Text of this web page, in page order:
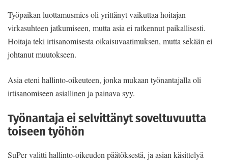
Työpaikan luottamusmies oli yrittänyt vaikuttaa hoitajan
virkasuhteen jatkumiseen, mutta asia ei ratkennut paikallisesti.
Hoitaja teki irtisanomisesta oikaisuvaatimuksen, mutta sekään ei
johtanut muutokseen.
Asia eteni hallinto-oikeuteen, jonka mukaan työnantajalla oli
irtisanomiseen asiallinen ja painava syy.
Työnantaja ei selvittänyt soveltuvuutta
toiseen työhön
SuPer valitti hallinto-oikeuden päätöksestä, ja asian käsittelyä